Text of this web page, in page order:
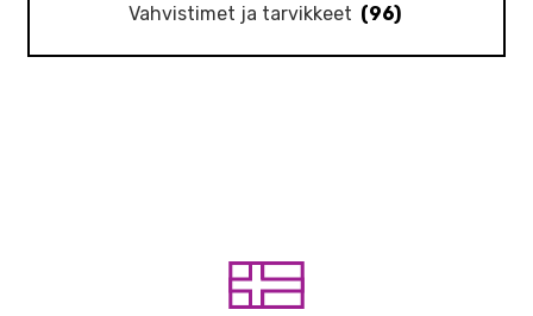
Vahvistimet ja tarvikkeet (96)